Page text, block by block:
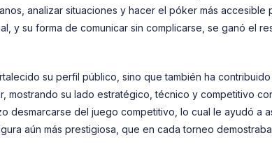
analizar situaciones y hacer el póker más accesible
y su forma de comunicar sin complicarse, se ganó el
su perfil público, sino que también ha
mostrando su lado estratégico, técnico y competitivo
desmarcarse del juego competitivo, lo cual le ayudó a
aún más prestigiosa, que en cada torneo